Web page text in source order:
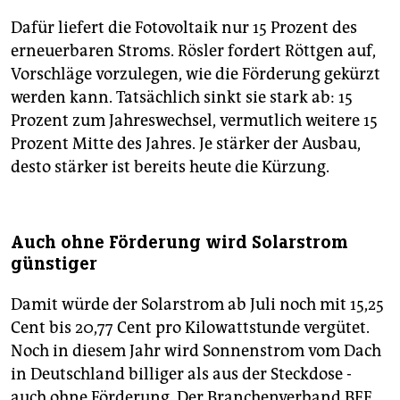
Dafür liefert die Fotovoltaik nur 15 Prozent des
erneuerbaren Stroms. Rösler fordert Röttgen auf,
Vorschläge vorzulegen, wie die Förderung gekürzt
werden kann. Tatsächlich sinkt sie stark ab: 15
Prozent zum Jahreswechsel, vermutlich weitere 15
Prozent Mitte des Jahres. Je stärker der Ausbau,
desto stärker ist bereits heute die Kürzung.
Auch ohne Förderung wird Solarstrom
günstiger
Damit würde der Solarstrom ab Juli noch mit 15,25
Cent bis 20,77 Cent pro Kilowattstunde vergütet.
Noch in diesem Jahr wird Sonnenstrom vom Dach
in Deutschland billiger als aus der Steckdose -